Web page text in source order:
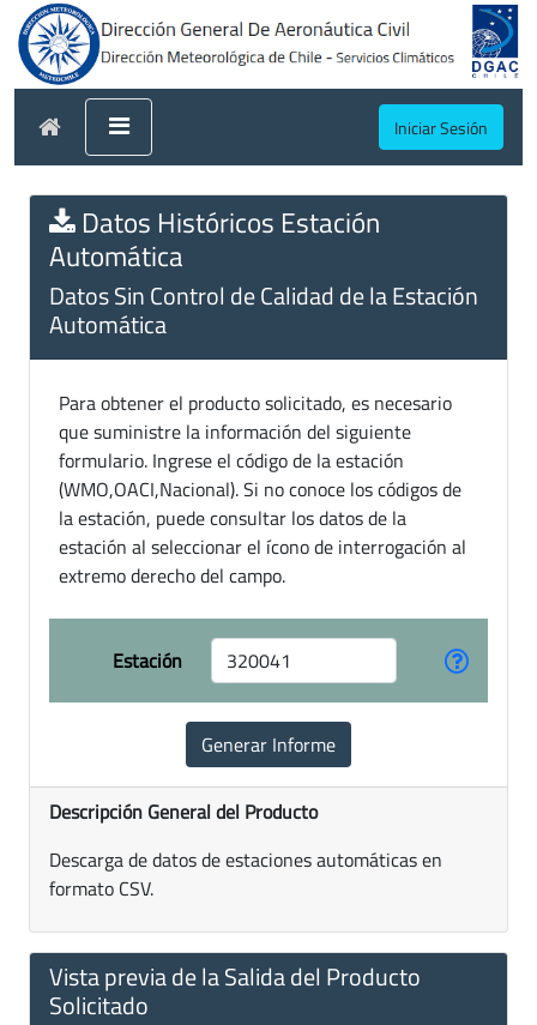
Iniciar Sesión
Datos Históricos Estación
Automática
Datos Sin Control de Calidad de la Estación
Automática
Para obtener el producto solicitado, es necesario
que suministre la información del siguiente
formulario. Ingrese el código de la estación
(WMO,OACI,Nacional). Si no conoce los códigos de
la estación, puede consultar los datos de la
estación al seleccionar el ícono de interrogación al
extremo derecho del campo.
Estación
Descripción General del Producto
Descarga de datos de estaciones automáticas en
formato CSV.
Vista previa de la Salida del Producto
Solicitado